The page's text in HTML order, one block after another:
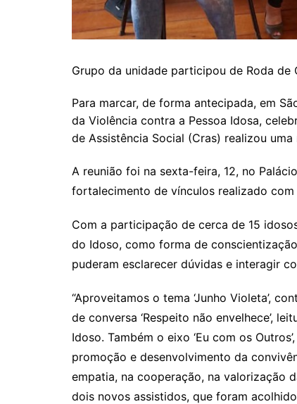
Grupo da unidade participou de Roda
Para marcar, de forma antecipada, em
da Violência contra a Pessoa Idosa,
de Assistência Social (Cras) realizou
A reunião foi na sexta-feira, 12, no
fortalecimento de vínculos realizado com
Com a participação de cerca de 15
do Idoso, como forma de
puderam esclarecer dúvidas e interagir
“Aproveitamos o tema ‘Junho Violeta’,
de conversa ‘Respeito não envelhece’,
Idoso. Também o eixo ‘Eu com os
promoção e desenvolvimento da
empatia, na cooperação, na valorização
dois novos assistidos, que foram